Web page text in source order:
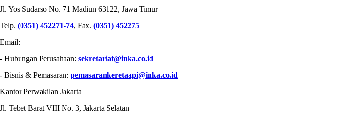
Jl. Yos Sudarso No. 71 Madiun 63122, Jawa Timur
Telp. (0351) 452271-74, Fax. (0351) 452275
Email:
- Hubungan Perusahaan: sekretariat@inka.co.id
- Bisnis & Pemasaran: pemasarankeretaapi@inka.co.id
Kantor Perwakilan Jakarta
Jl. Tebet Barat VIII No. 3, Jakarta Selatan